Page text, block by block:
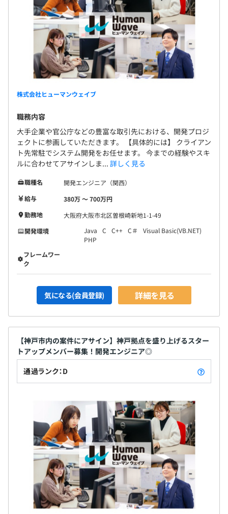
株式会社ヒューマンウェイブ
職務内容
大手企業や官公庁などの豊富な取引先における、開発プロジ
ェクトに参画していただきます。 【具体的には】 クライアン
ト先常駐でシステム開発をお任せます。 今までの経験やスキ
ルに合わせてアサインしま... 詳しく見る
職種名
開発エンジニア（関西）
給与
380万 〜 700万円
勤務地
大阪府大阪市北区曽根崎新地1-1-49
開発環境
Java C C++ C＃
Visual Basic(VB.NET)
PHP
フレームワー
ク
気になる(会員登録) 詳細を見る
【神戸市内の案件にアサイン】神戸拠点を盛り上げるスター
トアップメンバー募集！開発エンジニア◎
通過ランク：D